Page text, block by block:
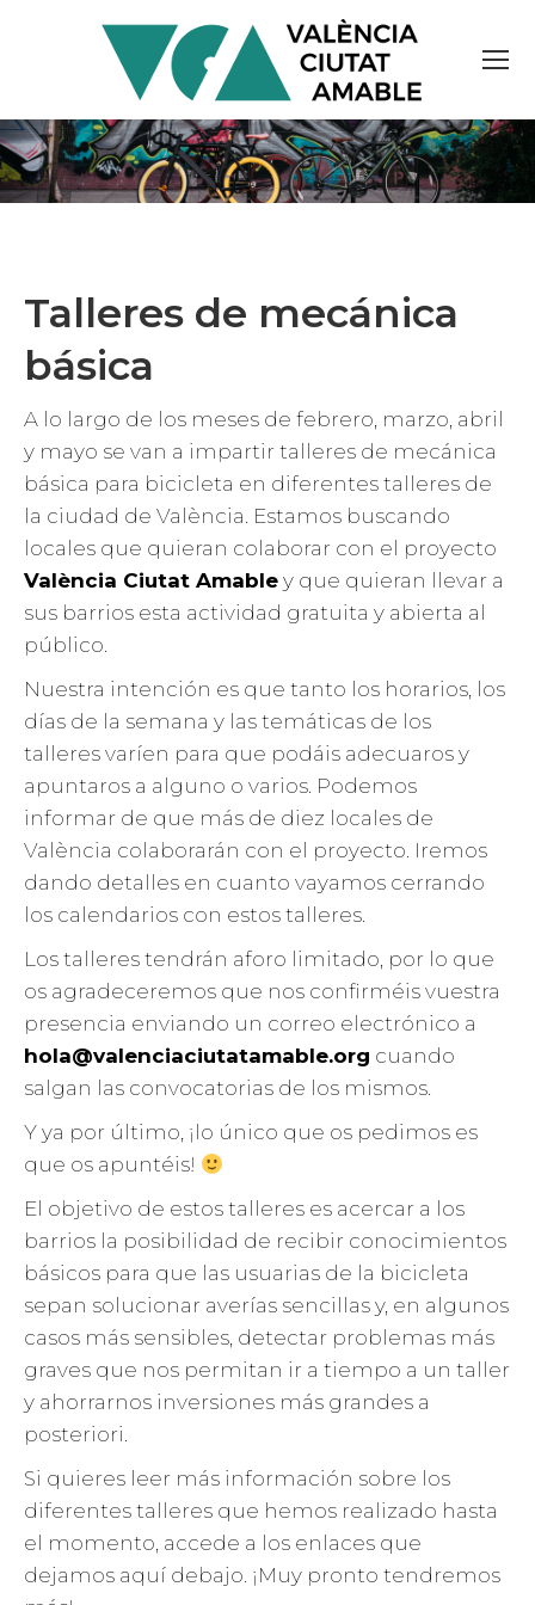
Talleres de mecánica
básica
A lo largo de los meses de febrero, marzo, abril
y mayo se van a impartir talleres de mecánica
básica para bicicleta en diferentes talleres de
la ciudad de València. Estamos buscando
locales que quieran colaborar con el proyecto
València Ciutat Amable y que quieran llevar a
sus barrios esta actividad gratuita y abierta al
público.
Nuestra intención es que tanto los horarios, los
días de la semana y las temáticas de los
talleres varíen para que podáis adecuaros y
apuntaros a alguno o varios. Podemos
informar de que más de diez locales de
València colaborarán con el proyecto. Iremos
dando detalles en cuanto vayamos cerrando
los calendarios con estos talleres.
Los talleres tendrán aforo limitado, por lo que
os agradeceremos que nos confirméis vuestra
presencia enviando un correo electrónico a
hola@valenciaciutatamable.org cuando
salgan las convocatorias de los mismos.
Y ya por último, ¡lo único que os pedimos es
que os apuntéis!
El objetivo de estos talleres es acercar a los
barrios la posibilidad de recibir conocimientos
básicos para que las usuarias de la bicicleta
sepan solucionar averías sencillas y, en algunos
casos más sensibles, detectar problemas más
graves que nos permitan ir a tiempo a un taller
y ahorrarnos inversiones más grandes a
posteriori.
Si quieres leer más información sobre los
diferentes talleres que hemos realizado hasta
el momento, accede a los enlaces que
dejamos aquí debajo. ¡Muy pronto tendremos